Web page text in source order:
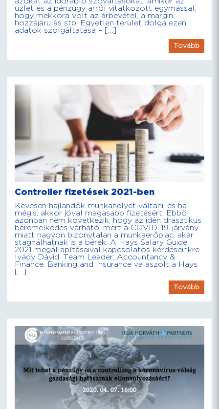
üzlet és a pénzügy arról vitatkozott egymással,
hogy mekkora volt az árbevétel, a margin
hozzájárulás stb. Egyetlen terület dolga ezen
adatok szolgáltatása – […]
Tovább
Controller fizetések 2021-ben
Kevesen hajlandók munkahelyet váltani, és ha
mégis, akkor jóval magasabb fizetésért. Ebből
azonban nem következik, hogy az idén drasztikus
béremelkedés várható, mert a COVID-19-járvány
miatt nagyon bizonytalan a munkaerőpiac, akár
stagnálhatnak is a bérek. A Hays Salary Guide
2021 megállapításaival kapcsolatos kérdéseinkre
Ivády Dávid, Team Leader, Accountancy &
Finance, Banking and Insurance válaszolt a Hays
[…]
Tovább